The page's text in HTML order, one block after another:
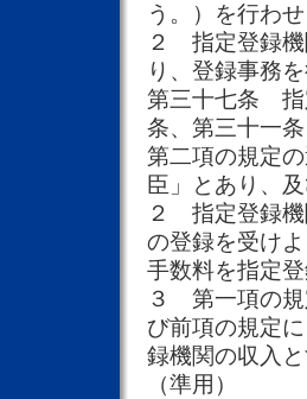
う。）を行わ
２ 指定登録機
り、登録事務
第三十七条 指
条、第三十一
第二項の規定
臣」とあり、
２ 指定登録機
の登録を受け
手数料を指定
３ 第一項の規
び前項の規定
録機関の収入
（準用）